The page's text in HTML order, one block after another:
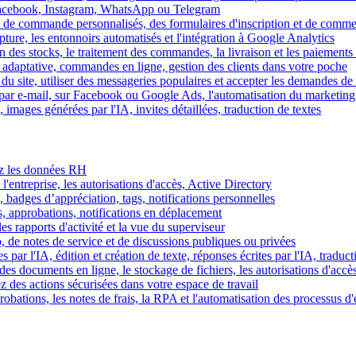
Instagram, WhatsApp ou Telegram
commande personnalisés, des formulaires d'inscription et de
les entonnoirs automatisés et l'intégration à Google Analytics
stocks, le traitement des commandes, la livraison et les
commandes en ligne, gestion des clients dans votre poche
site, utiliser des messageries populaires et accepter les demandes de
e-mail, sur Facebook ou Google Ads, l'automatisation du
images générées par l'IA, invites détaillées, traduction de textes
les données RH
les autorisations d'accès, Active Directory
d’appréciation, tags, notifications personnelles
approbations, notifications en déplacement
rapports d'activité et la vue du superviseur
notes de service et de discussions publiques ou privées
par l'IA, édition et création de texte, réponses écrites par l'IA,
documents en ligne, le stockage de fichiers, les autorisations
actions sécurisées dans votre espace de travail
les notes de frais, la RPA et l'automatisation des processus